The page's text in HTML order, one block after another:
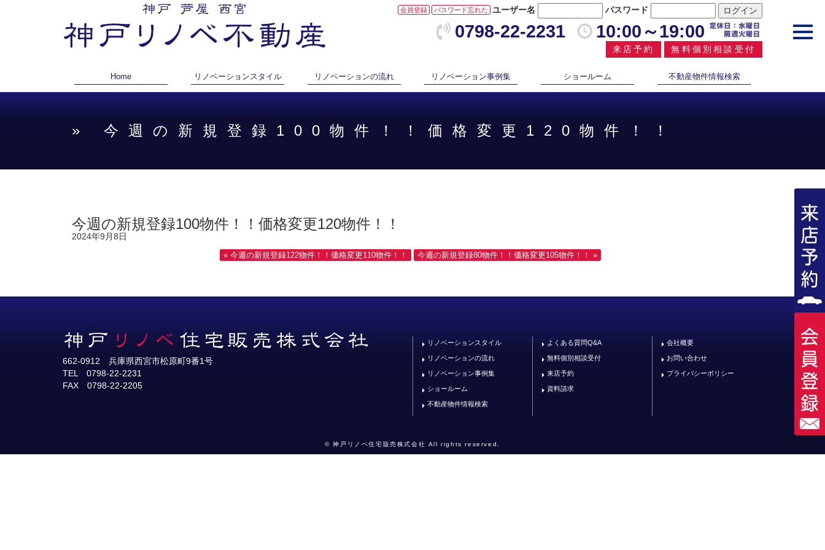
ユーザー名 パスワード
会員登録 パスワード忘れた
0798-22-2231 10:00～19:00
来店予約 無料個別相談受付
Home リノベーションスタイル リノベーションの流れ リノベーション事例集 ショールーム 不動産物件情報検索
» 今週の新規登録100物件！！価格変更120物件！！
今週の新規登録100物件！！価格変更120物件！！
2024年9月8日
« 今週の新規登録122物件！！価格変更110物件！！ 今週の新規登録80物件！！価格変更105物件！！ »
662-0912 兵庫県西宮市松原町9番1号
TEL 0798-22-2231
FAX 0798-22-2205
リノベーションスタイル
リノベーションの流れ
リノベーション事例集
ショールーム
不動産物件情報検索
よくある質問Q&A
無料個別相談受付
来店予約
資料請求
会社概要
お問い合わせ
プライバシーポリシー
© 神戸リノベ住宅販売株式会社 All rights reserved.